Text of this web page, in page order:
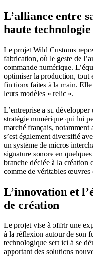
L’alliance entre
haute technologie
Le projet Wild Customs
fabrication, où le geste de
commande numérique.
optimiser la production, tout
finitions faites à la main.
leurs modèles « relic ».
L’entreprise a su
stratégie numérique qui lui
marché français,
s’est également diversifié
un système de micros
signature sonore en quelques
branche dédiée à la création
comme de véritables œuvres
L’innovation et
de création
Le projet vise à offrir une
à la réflexion autour de son
technologique sert ici à se
apportant des solutions